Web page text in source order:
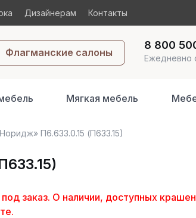
Дизайнерам Контакты
Флагманские салоны
8 800
Ежедневно
Мягкая мебель
П6.633.0.15 (П633.15)
заказ. О наличии, доступных